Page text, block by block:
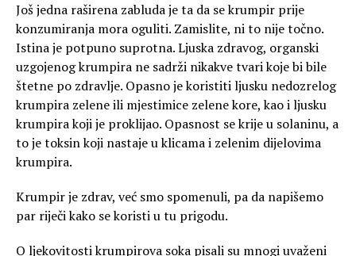
Još jedna raširena zabluda je ta da se krumpir prije
konzumiranja mora oguliti. Zamislite, ni to nije točno.
Istina je potpuno suprotna. Ljuska zdravog, organski
uzgojenog krumpira ne sadrži nikakve tvari koje bi bile
štetne po zdravlje. Opasno je koristiti ljusku nedozrelog
krumpira zelene ili mjestimice zelene kore, kao i ljusku
krumpira koji je proklijao. Opasnost se krije u solaninu, a
to je toksin koji nastaje u klicama i zelenim dijelovima
krumpira.
Krumpir je zdrav, već smo spomenuli, pa da napišemo
par riječi kako se koristi u tu prigodu.
O ljekovitosti krumpirova soka pisali su mnogi uvaženi